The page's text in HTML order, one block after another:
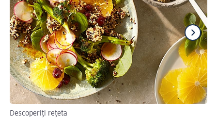
Descoperiți rețeta